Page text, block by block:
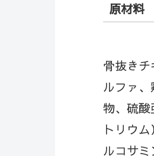
原材料
骨抜き
ルファ
物、硫
トリウ
ルコサ